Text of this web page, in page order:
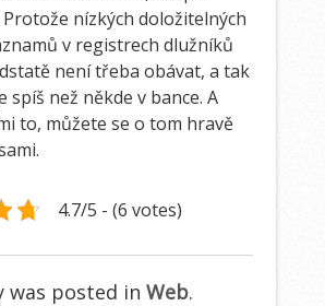
nízkých doložitelných
v registrech dlužníků
není třeba obávat, a tak
spíš než někde v bance. A
to, můžete se o tom hravě
4.7/5 - (6 votes)
was posted inWeb.